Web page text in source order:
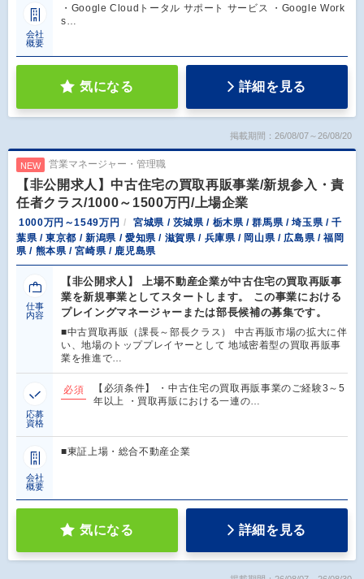
会社
概要
・Google Cloudトータル サポート サービス ・Google Work
s…
気になる 詳細を見る
掲載期間：26/08/07～26/08/20
NEW 営業マネージャー・管理職
【非公開求人】中古住宅の買取再販事業/新規参入・責
任者クラス/1000～1500万円/上場企業
1000万円～1549万円
宮城県 / 茨城県 / 栃木県 / 群馬県 / 埼玉県 / 千
葉県 / 東京都 / 新潟県 / 愛知県 / 滋賀県 / 兵庫県 / 岡山県 / 広島県 / 福岡
県 / 熊本県 / 宮崎県 / 鹿児島県
仕事
内容
【非公開求人】 上場不動産企業が中古住宅の買取再販事
業を新規事業としてスタートします。 この事業における
プレイングマネージャーまたは部長候補の募集です。
■中古買取再販（課長～部長クラス） 中古再販市場の拡大に伴
い、地場のトッププレイヤーとして 地域密着型の買取再販事
業を推進で…
応募
資格
必須
【必須条件】 ・中古住宅の買取再販事業のご経験3～5
年以上 ・買取再販における一連の…
会社
概要
■東証上場・総合不動産企業
気になる 詳細を見る